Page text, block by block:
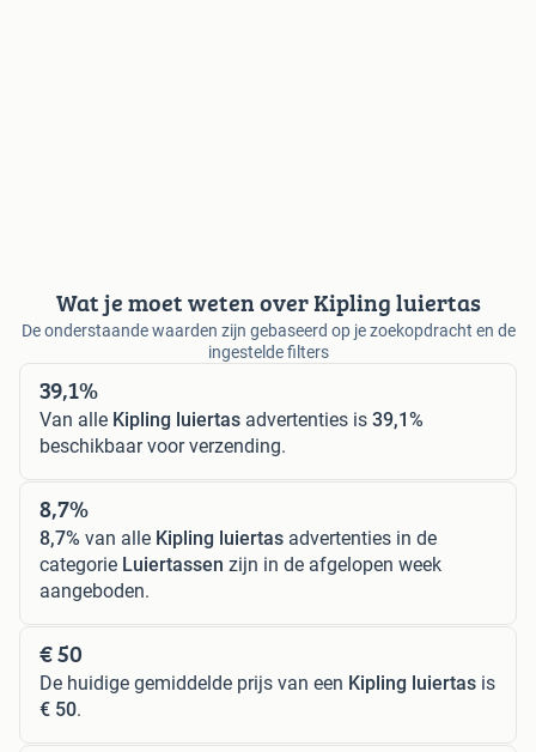
Wat je moet weten over Kipling luiertas
De onderstaande waarden zijn gebaseerd op je zoekopdracht en de
ingestelde filters
39,1%
Van alle Kipling luiertas advertenties is 39,1%
beschikbaar voor verzending.
8,7%
8,7% van alle Kipling luiertas advertenties in de
categorie Luiertassen zijn in de afgelopen week
aangeboden.
€ 50
De huidige gemiddelde prijs van een Kipling luiertas is
€ 50.